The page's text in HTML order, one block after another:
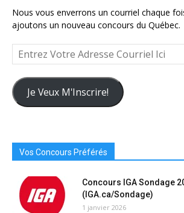
Nous vous enverrons un courriel chaque
ajoutons un nouveau concours du Québec.
Entrez
Votre
Adresse
Courriel
Ici
Je Veux M'Inscrire!
Vos Concours Préférés
Concours IGA Sondage
(IGA.ca/Sondage)
1 janvier 2026